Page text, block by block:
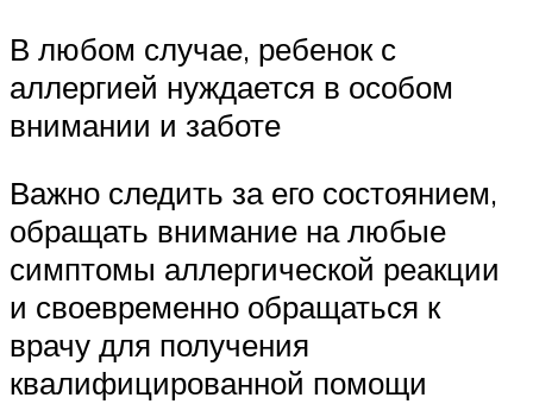
В любом случае, ребенок с
аллергией нуждается в особом
внимании и заботе
Важно следить за его состоянием,
обращать внимание на любые
симптомы аллергической реакции
и своевременно обращаться к
врачу для получения
квалифицированной помощи